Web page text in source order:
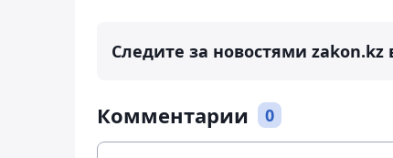
Следите за новостями zakon.kz
Комментарии 0